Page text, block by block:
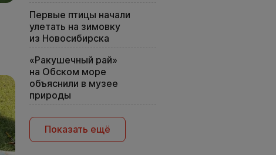
Первые птицы начали
улетать на зимовку
из Новосибирска
«Ракушечный рай»
на Обском море
объяснили в музее
природы
Показать ещё